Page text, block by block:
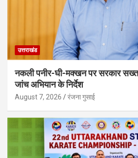
उत्तराखंड
नकली पनीर-घी-मक्खन पर सरकार
जांच अभियान के निर्देश
August 7, 2026 रंजना गुसाई